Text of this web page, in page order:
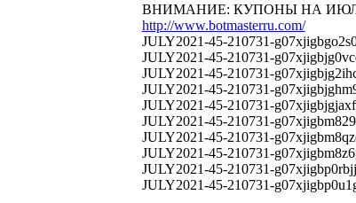
ВНИМАНИЕ: КУПОНЫ НА
http://www.botmasterru.com/
JULY2021-45-210731-
JULY2021-45-210731-
JULY2021-45-210731-
JULY2021-45-210731-
JULY2021-45-210731-
JULY2021-45-210731-
JULY2021-45-210731-
JULY2021-45-210731-
JULY2021-45-210731-
JULY2021-45-210731-